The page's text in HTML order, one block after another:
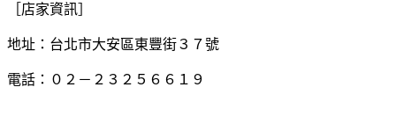
［店家資訊］
地址：台北市大安區東豐街３７號
電話：０２－２３２５６６１９